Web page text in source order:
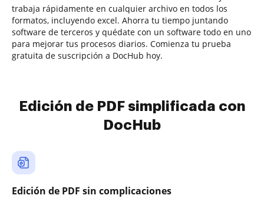
trabaja rápidamente en cualquier archivo en todos los
formatos, incluyendo excel. Ahorra tu tiempo juntando
software de terceros y quédate con un software todo en uno
para mejorar tus procesos diarios. Comienza tu prueba
gratuita de suscripción a DocHub hoy.
Edición de PDF simplificada con
DocHub
Edición de PDF sin complicaciones